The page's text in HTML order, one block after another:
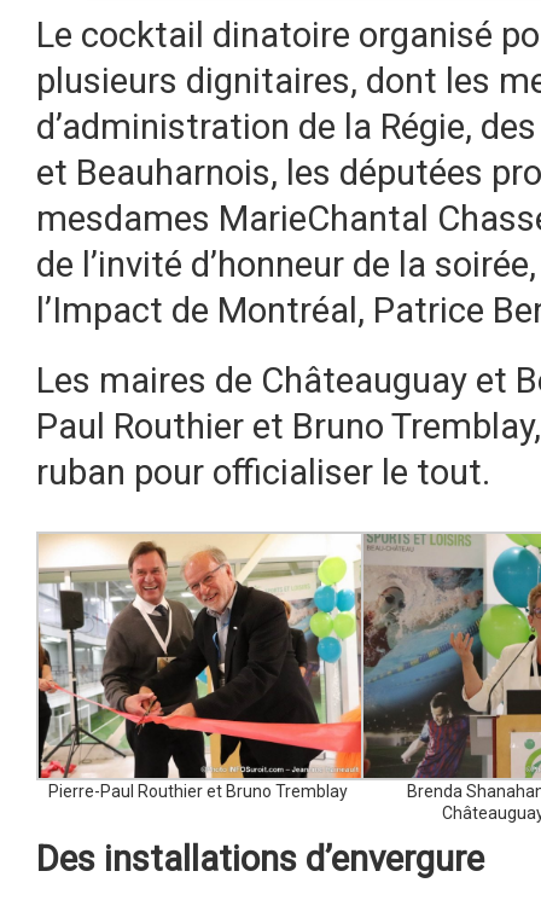
Le cocktail dinatoire organisé
plusieurs dignitaires, dont les
d’administration de la Régie,
et Beauharnois, les députées
mesdames MarieChantal
de l’invité d’honneur de la
l’Impact de Montréal, Patrice
Les maires de Châteauguay et
Paul Routhier et Bruno
ruban pour officialiser le tout.
Pierre-Paul Routhier et Bruno Tremblay
Brenda
Des installations d’envergure